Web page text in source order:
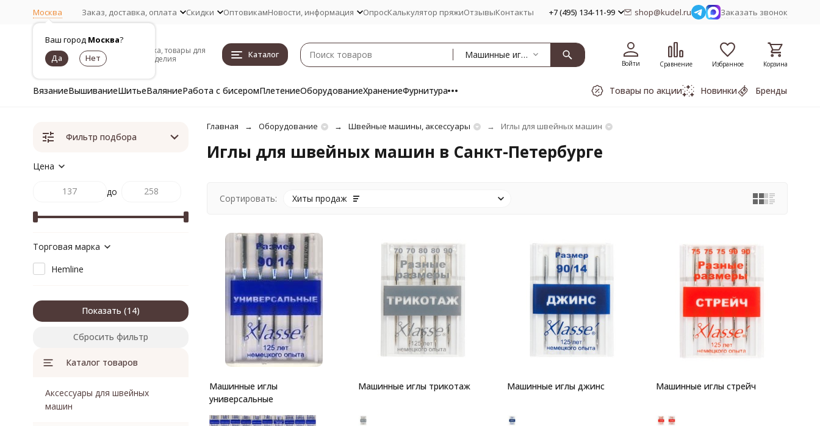
Москва
Ваш город Москва?
Заказ, доставка, оплата Скидки ОптовикамНовости, информация ОпросКалькулятор пряжиОтзывыКонтакты +7 (495) 134-11-99 shop@kudel.ru Заказать звонок
Пряжа, товары для
рукоделия
Каталог Машинные иглы
Войти Сравнение Избранное Корзина
ВязаниеВышиваниеШитьеВаляниеРабота с бисеромПлетениеОборудованиеХранениеФурнитура Товары по акции Новинки Бренды
Главная Оборудование Швейные машины, аксессуары Иглы для швейных машин
Иглы для швейных машин в Санкт-Петербурге
Сортировать: Хиты продаж
Машинные иглы
универсальные
Машинные иглы трикотаж Машинные иглы джинс Машинные иглы стрейч
Фильтр подбора
Цена
до
Торговая марка
Hemline
Показать
Сбросить фильтр
Каталог товаров
Аксессуары для швейных
машин